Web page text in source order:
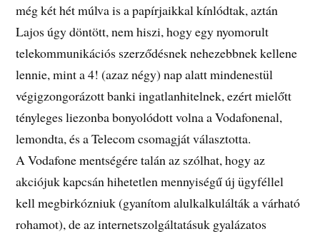
még két hét múlva is a papírjaikkal kínlódtak, aztán
Lajos úgy döntött, nem hiszi, hogy egy nyomorult
telekommunikációs szerződésnek nehezebbnek kellene
lennie, mint a 4! (azaz négy) nap alatt mindenestül
végigzongorázott banki ingatlanhitelnek, ezért mielőtt
tényleges liezonba bonyolódott volna a Vodafonenal,
lemondta, és a Telecom csomagját választotta.
A Vodafone mentségére talán az szólhat, hogy az
akciójuk kapcsán hihetetlen mennyiségű új ügyféllel
kell megbirkózniuk (gyanítom alulkalkulálták a várható
rohamot), de az internetszolgáltatásuk gyalázatos